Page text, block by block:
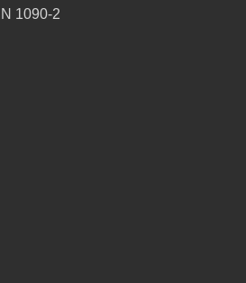
1090-2